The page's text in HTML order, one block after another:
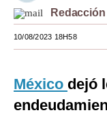
Mundo
EEUU
México
España
10/08/2023 18H58
México dejó